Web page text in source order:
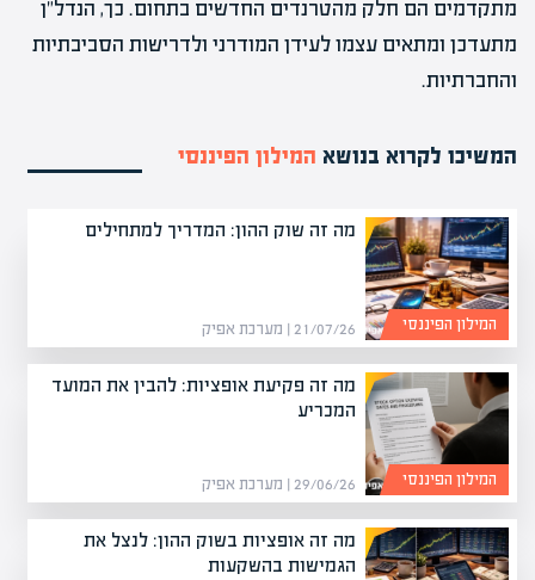
מתקדמים הם חלק מהטרנדים החדשים בתחום. כך, הנדל"ן
מתעדכן ומתאים עצמו לעידן המודרני ולדרישות הסביבתיות
והחברתיות.
המשיכו לקרוא בנושא המילון הפיננסי
מה זה שוק ההון: המדריך למתחילים
21/07/26 | מערכת אפיק המילון הפיננסי
מה זה פקיעת אופציות: להבין את המועד
המכריע
29/06/26 | מערכת אפיק המילון הפיננסי
מה זה אופציות בשוק ההון: לנצל את
הגמישות בהשקעות